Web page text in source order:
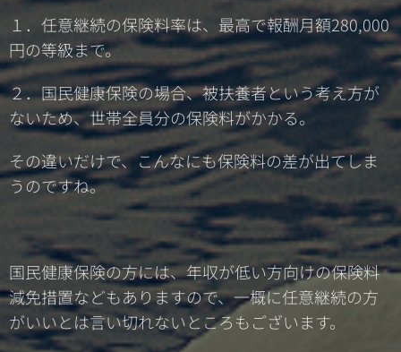
１．任意継続の保険料率は、最高で報酬月額280,000
円の等級まで。
２．国民健康保険の場合、被扶養者という考え方が
ないため、世帯全員分の保険料がかかる。
その違いだけで、こんなにも保険料の差が出てしま
うのですね。
国民健康保険の方には、年収が低い方向けの保険料
減免措置などもありますので、一概に任意継続の方
がいいとは言い切れないところもございます。